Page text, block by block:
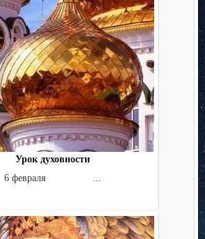
Урок духовности
6 февраля ...